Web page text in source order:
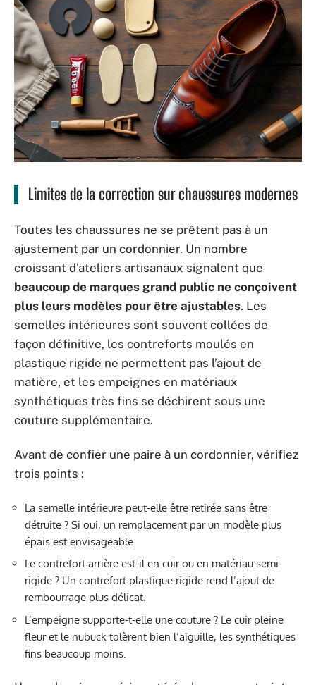
Limites de la correction sur chaussures modernes
Toutes les chaussures ne se prêtent pas à un
ajustement par un cordonnier. Un nombre
croissant d’ateliers artisanaux signalent que
beaucoup de marques grand public ne conçoivent
plus leurs modèles pour être ajustables. Les
semelles intérieures sont souvent collées de
façon définitive, les contreforts moulés en
plastique rigide ne permettent pas l’ajout de
matière, et les empeignes en matériaux
synthétiques très fins se déchirent sous une
couture supplémentaire.
Avant de confier une paire à un cordonnier, vérifiez
trois points :
La semelle intérieure peut-elle être retirée sans être
détruite ? Si oui, un remplacement par un modèle plus
épais est envisageable.
Le contrefort arrière est-il en cuir ou en matériau semi-
rigide ? Un contrefort plastique rigide rend l’ajout de
rembourrage plus délicat.
L’empeigne supporte-t-elle une couture ? Le cuir pleine
fleur et le nubuck tolèrent bien l’aiguille, les synthétiques
fins beaucoup moins.